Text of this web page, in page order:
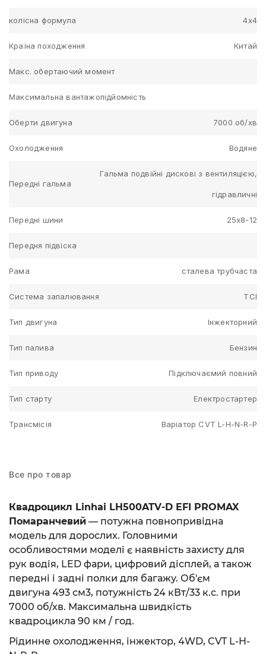
колісна формула 4х4
Країна походження Китай
Макс. обертаючий момент
Максимальна вантажопідйомність
Оберти двигуна 7000 об/хв
Охолодження Водяне
Передні гальма
Гальма подвійні дискові з вентиляцією,
гідравличні
Передні шини 25х8-12
Передня підвіска
Рама сталева трубчаста
Система запалювання TCI
Тип двигуна Інжекторний
Тип палива Бензин
Тип приводу Підключаємий повний
Тип старту Електростартер
Трансмісія Варіатор CVT L-H-N-R-P
Все про товар
Квадроцикл Linhai LH500ATV-D EFI PROMAX
Помаранчевий — потужна повнопривідна
модель для дорослих. Головними
особливостями моделі є наявність захисту для
рук водія, LED фари, цифровий дісплей, а також
передні і задні полки для багажу. Об'єм
двигуна 493 см3, потужність 24 кВт/33 к.с. при
7000 об/хв. Максимальна швидкість
квадроцикла 90 км / год.
Рідинне охолодження, інжектор, 4WD, CVT L-H-